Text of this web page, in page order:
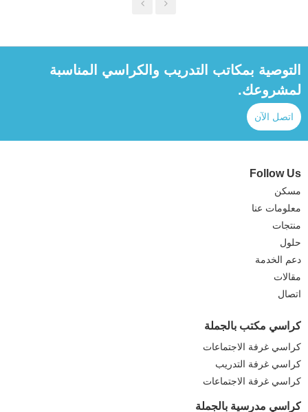
التوصية بمكاتب التدريب والكراسي المناسبة
لمشروعك.
اتصل الآن
Follow Us
مسكن
معلومات عنا
منتجات
حلول
دعم الخدمة
مقالات
اتصال
كراسي مكتب بالجملة
كراسي غرفة الاجتماعات
كراسي غرفة التدريب
كراسي غرفة الاجتماعات
كراسي مدرسية بالجملة